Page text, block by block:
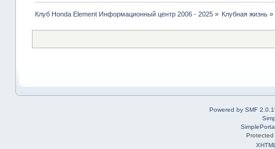
Клуб Honda Element Информационный центр 2006 - 2025» Клубная жизнь »
Powered by SMF